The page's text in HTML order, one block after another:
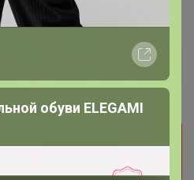
136,53р
50р
лот временно
Поставьте отметку
сообщим как
обуви ELEGAMI